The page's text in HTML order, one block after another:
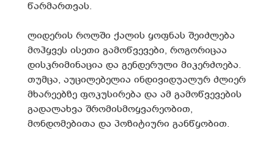
წარმართვას.
ლიდერის როლში ქალის ყოფნას შეიძლება
მოჰყვეს ისეთი გამოწვევები, როგორიცაა
დისკრიმინაცია და გენდერული მიკერძოება.
თუმცა, აუცილებელია ინდივიდუალურ ძლიერ
მხარეებზე ფოკუსირება და ამ გამოწვევების
გადალახვა შრომისმოყვარეობით,
მონდომებითა და პოზიტიური განწყობით.